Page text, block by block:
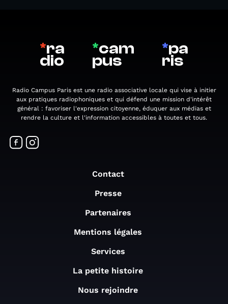
*ra
dio
*cam
pus
*pa
ris
Radio Campus Paris est une radio associative locale qui vise à initier
aux pratiques radiophoniques et qui défend une mission d'intérêt
général : favoriser l'expression citoyenne, éduquer aux médias et
rendre la culture et l'information accessibles à toutes et tous.
Contact
Presse
Partenaires
Mentions légales
Services
La petite histoire
Nous rejoindre